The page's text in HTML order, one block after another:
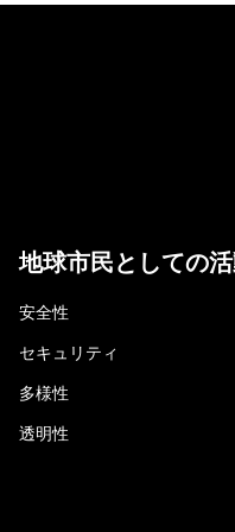
地球市民としての
安全性
セキュリティ
多様性
透明性